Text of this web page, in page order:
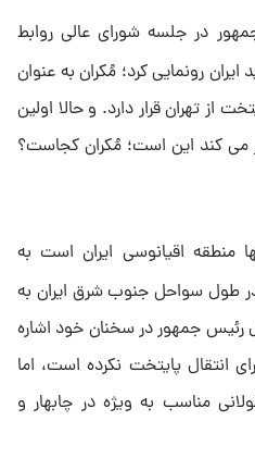
در جلسه شورای عالی روابط
رونمایی کرد؛ مُکران به عنوان
از تهران قرار دارد. و حالا اولین
می کند این است؛ مُکران کجاست؟
منطقه اقیانوسی ایران است به
طول سواحل جنوب شرق ایران به
جمهور در سخنان خود اشاره
انتقال پایتخت نکرده است، اما
مناسب به ویژه در چابهار و